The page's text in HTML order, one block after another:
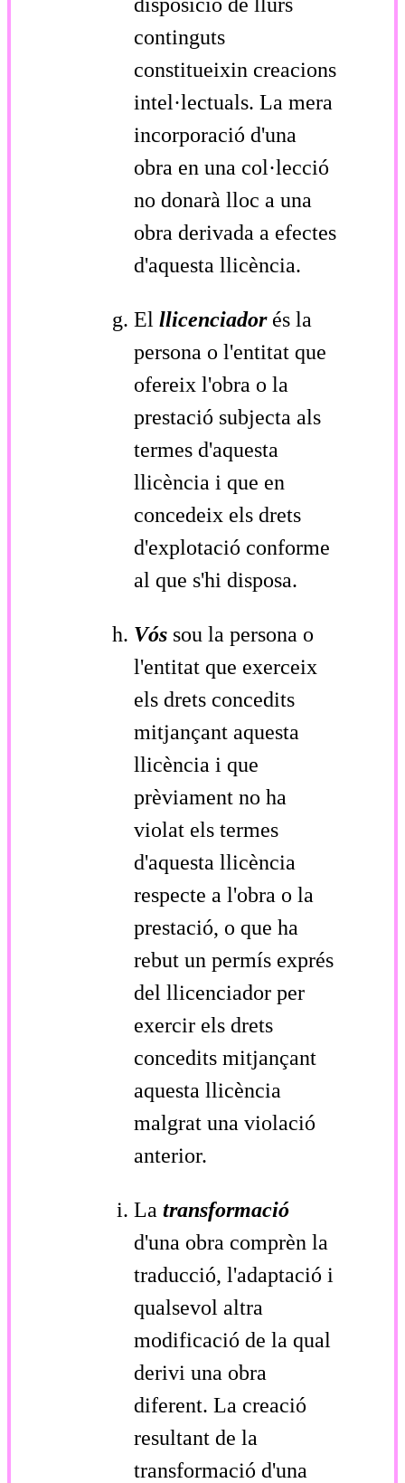
continguts
constitueixin creacions
intel·lectuals. La mera
incorporació d'una
obra en una col·lecció
no donarà lloc a una
obra derivada a efectes
d'aquesta llicència.
El llicenciador és la
persona o l'entitat que
ofereix l'obra o la
prestació subjecta als
termes d'aquesta
llicència i que en
concedeix els drets
d'explotació conforme
al que s'hi disposa.
Vós sou la persona o
l'entitat que exerceix
els drets concedits
mitjançant aquesta
llicència i que
prèviament no ha
violat els termes
d'aquesta llicència
respecte a l'obra o la
prestació, o que ha
rebut un permís exprés
del llicenciador per
exercir els drets
concedits mitjançant
aquesta llicència
malgrat una violació
anterior.
La transformació
d'una obra comprèn la
traducció, l'adaptació i
qualsevol altra
modificació de la qual
derivi una obra
diferent. La creació
resultant de la
transformació d'una